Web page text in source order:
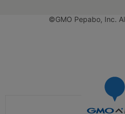
©GMO Pepabo, Inc.